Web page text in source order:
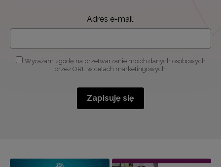
Adres e-mail:
Wyrażam zgodę na przetwarzanie moich danych osobowych
przez ORE w celach marketingowych.
Zapisuję się